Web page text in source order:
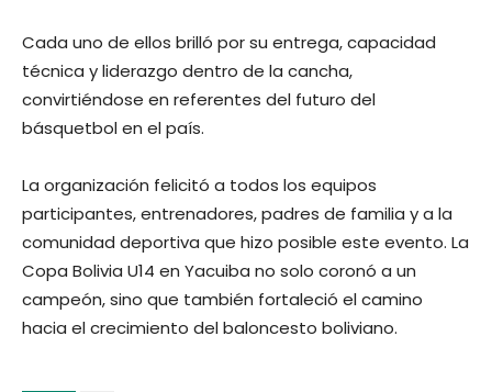
Cada uno de ellos brilló por su entrega, capacidad
técnica y liderazgo dentro de la cancha,
convirtiéndose en referentes del futuro del
básquetbol en el país.
La organización felicitó a todos los equipos
participantes, entrenadores, padres de familia y a la
comunidad deportiva que hizo posible este evento. La
Copa Bolivia U14 en Yacuiba no solo coronó a un
campeón, sino que también fortaleció el camino
hacia el crecimiento del baloncesto boliviano.